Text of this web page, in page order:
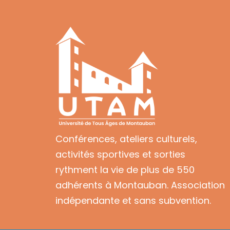
Conférences, ateliers culturels,
activités sportives et sorties
rythment la vie de plus de 550
adhérents à Montauban. Association
indépendante et sans subvention.